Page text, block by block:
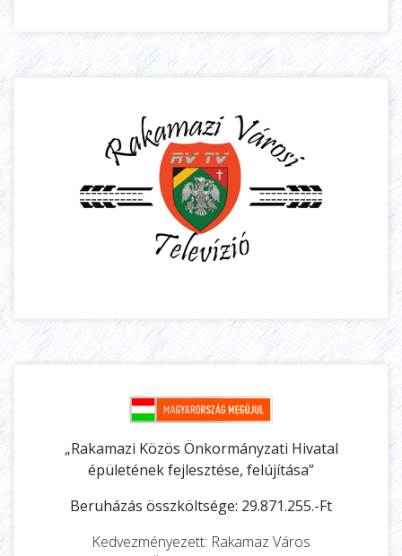
„Rakamazi Közös Önkormányzati Hivatal
épületének fejlesztése, felújítása”
Beruházás összköltsége: 29.871.255.-Ft
Kedvezményezett: Rakamaz Város